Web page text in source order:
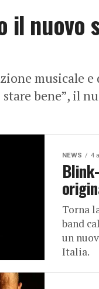
nuovo
musicale
bene”, il
NEWS 4
Torna
band
un
Italia.